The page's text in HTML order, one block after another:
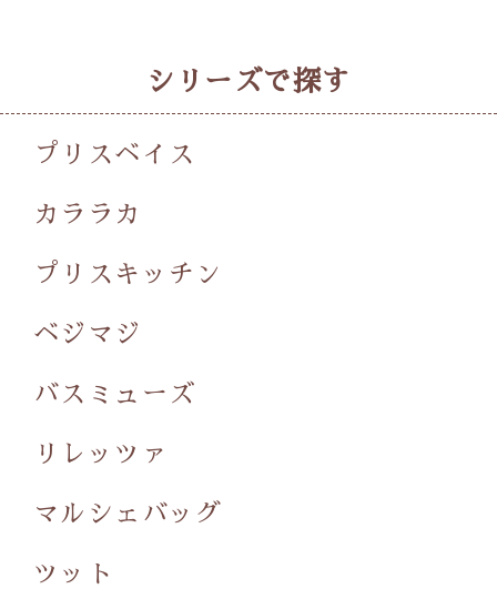
シリーズで探す
プリスベイス
カララカ
プリスキッチン
ベジマジ
バスミューズ
リレッツァ
マルシェバッグ
ツット